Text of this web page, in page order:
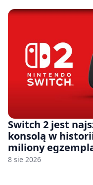
Switch 2 jest
konsolą w
miliony
8 sie 2026